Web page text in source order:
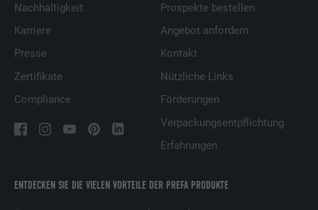
ENTDECKEN SIE DIE VIELEN VORTEILE DER PREFA PRODUKTE
Nachhaltigkeit
Karriere
Presse
Zertifikate
Compliance
Prospekte bestellen
Angebot anfordern
Kontakt
Nützliche Links
Förderungen
Verpackungsentpflichtung
Erfahrungen